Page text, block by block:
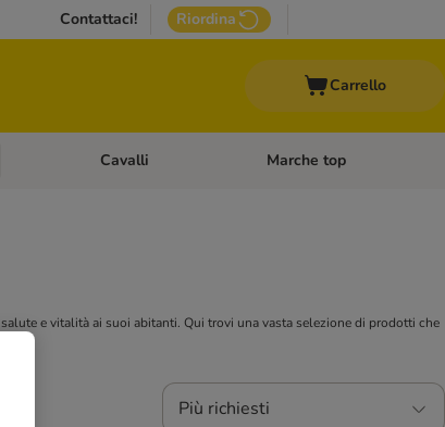
Contattaci! Riordina
Carrello
Roditori & UccelliApri Menù Categoria: Acquariologia
Cavalli Apri Menù Categoria: Cavalli
Marche top
e vitalità ai suoi abitanti. Qui trovi una vasta selezione di prodotti che
Più richiesti